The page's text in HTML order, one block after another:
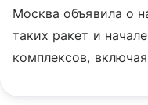
Москва объявила о
таких ракет и
комплексов,